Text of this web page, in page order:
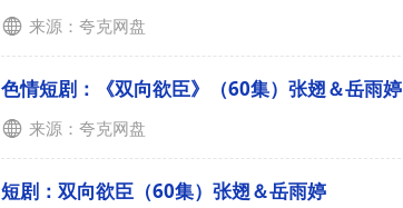
来源：夸克网盘
色情短剧：《双向欲臣》（60集）张翅＆岳雨婷
来源：夸克网盘
短剧：双向欲臣（60集）张翅＆岳雨婷